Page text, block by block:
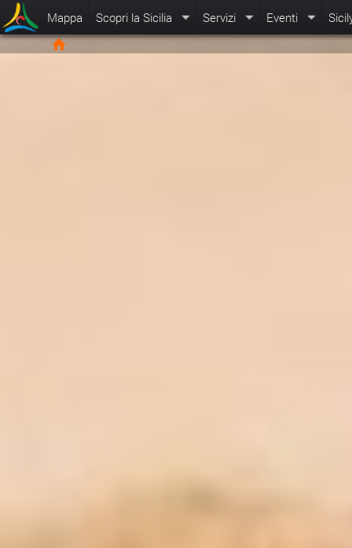
Mappa Scopri la Sicilia Servizi Eventi